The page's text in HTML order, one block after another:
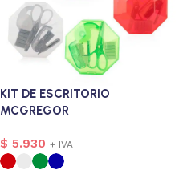
KIT DE ESCRITORIO
MCGREGOR
$ 5.930 + IVA